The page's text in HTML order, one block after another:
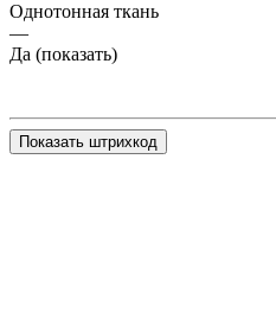
Однотонная ткань
—
Да (показать)
Показать штрихкод